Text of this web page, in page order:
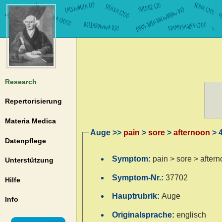
Research
Repertorisierung
Materia Medica
Datenpflege
Unterstützung
Hilfe
Info
Auge >> pain > sore > afternoon >
Symptom: pain > sore >
Symptom-Nr.:37702
Hauptrubrik:Auge
Originalsprache:englisch